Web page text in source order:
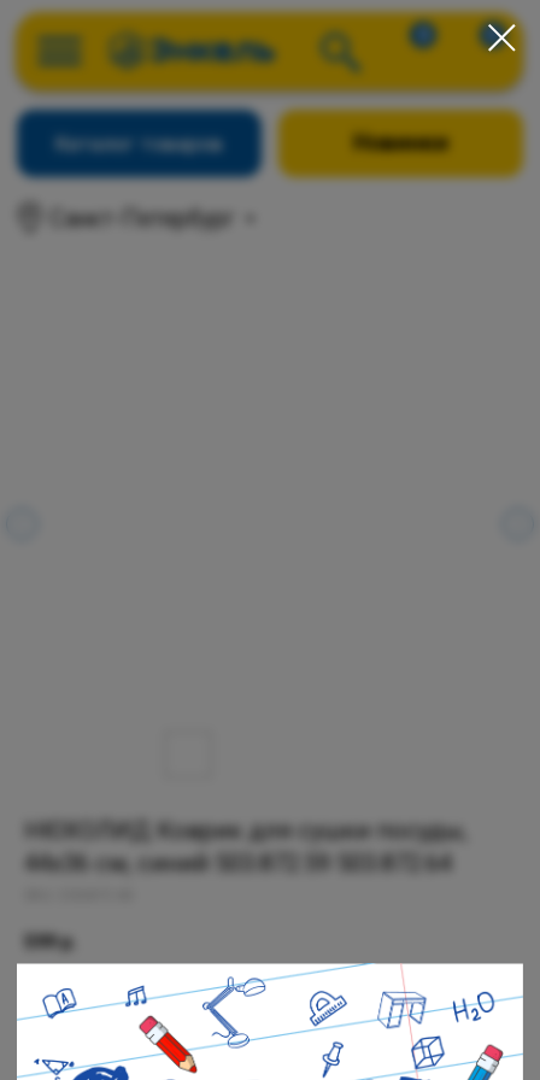
Каталог товаров Новинки
Санкт-Петербург
НЮХОЛИД Коврик для сушки посуды,
44х36 см, синий 503.872.59 503.872.64
599 р.
Нет в наличии
Черная речка: Нет в наличии
Полюстровский: Нет в наличии